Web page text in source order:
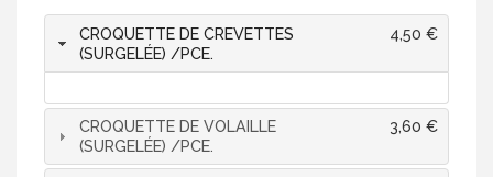
CROQUETTE DE CREVETTES
(SURGELÉE) /PCE.
4,50 €
CROQUETTE DE VOLAILLE
(SURGELÉE) /PCE.
3,60 €